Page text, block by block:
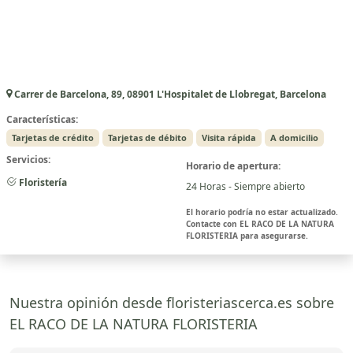
Carrer de Barcelona, 89, 08901 L'Hospitalet de Llobregat, Barcelona
Características:
Tarjetas de crédito Tarjetas de débito Visita rápida A domicilio
Servicios:
Floristería
Horario de apertura:
24 Horas - Siempre abierto
El horario podría no estar actualizado.
Contacte con EL RACO DE LA NATURA
FLORISTERIA para asegurarse.
Nuestra opinión desde floristeriascerca.es sobre
EL RACO DE LA NATURA FLORISTERIA